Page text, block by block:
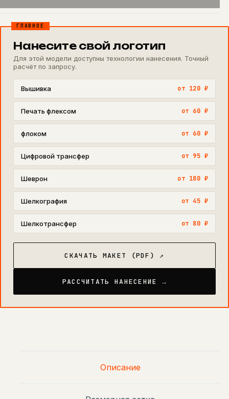
ГЛАВНОЕ
Нанесите свой логотип
Для этой модели доступны технологии нанесения. Точный
расчёт по запросу.
Вышивка от 120 ₽
Печать флексом от 60 ₽
флоком от 60 ₽
Цифровой трансфер от 95 ₽
Шеврон от 180 ₽
Шелкография от 45 ₽
Шелкотрансфер от 80 ₽
СКАЧАТЬ МАКЕТ (PDF) ↗
РАССЧИТАТЬ НАНЕСЕНИЕ →
Описание